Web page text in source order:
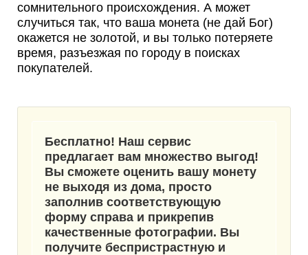
сомнительного происхождения. А может
случиться так, что ваша монета (не дай Бог)
окажется не золотой, и вы только потеряете
время, разъезжая по городу в поисках
покупателей.
Бесплатно! Наш сервис
предлагает вам множество выгод!
Вы сможете оценить вашу монету
не выходя из дома, просто
заполнив соответствующую
форму справа и прикрепив
качественные фотографии. Вы
получите беспристрастную и